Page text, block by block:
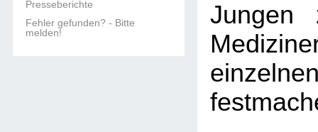
Presseberichte
Fehler gefunden? - Bitte
melden!
Jungen